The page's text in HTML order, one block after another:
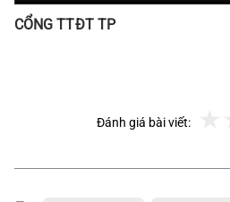
CỔNG TTĐT TP
Đánh giá bài viết: